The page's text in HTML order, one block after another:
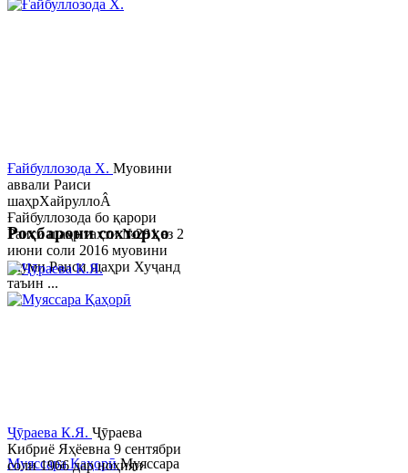
Ғайбуллозода Х. Муовини
аввали Раиси
шаҳрХайруллоÂ
Ғайбуллозода бо қарори
Раиси шаҳр таҳти №281 аз 2
июни соли 2016 муовини
якуми Раиси шаҳри Хуҷанд
таъин ...
Муяссара ҚаҳорӣМуяссара
Роҳбарони сохторҳо
Ҷӯраева К.Я. Ҷӯраева
Кибриё Яҳёевна 9 сентябри
соли 1966 дар ноҳияи